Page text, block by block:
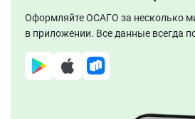
Оформляйте ОСАГО за несколько
в приложении. Все данные всегда